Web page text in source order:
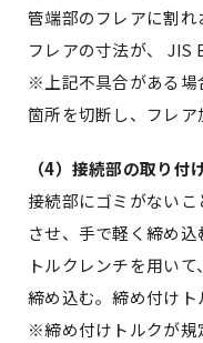
管端部のフレアに割れ
フレアの寸法が、 JIS
※ 上記不具合がある
箇所を切断し、フレア
（4）接続部の取り付
接続部にゴミがない
させ、手で軽く締め込
トルクレンチを用い
締め込む。締め付けト
※締め付けトルクが